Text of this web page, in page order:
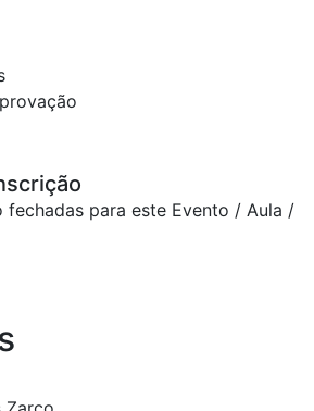
fechadas para este Evento / Aula /